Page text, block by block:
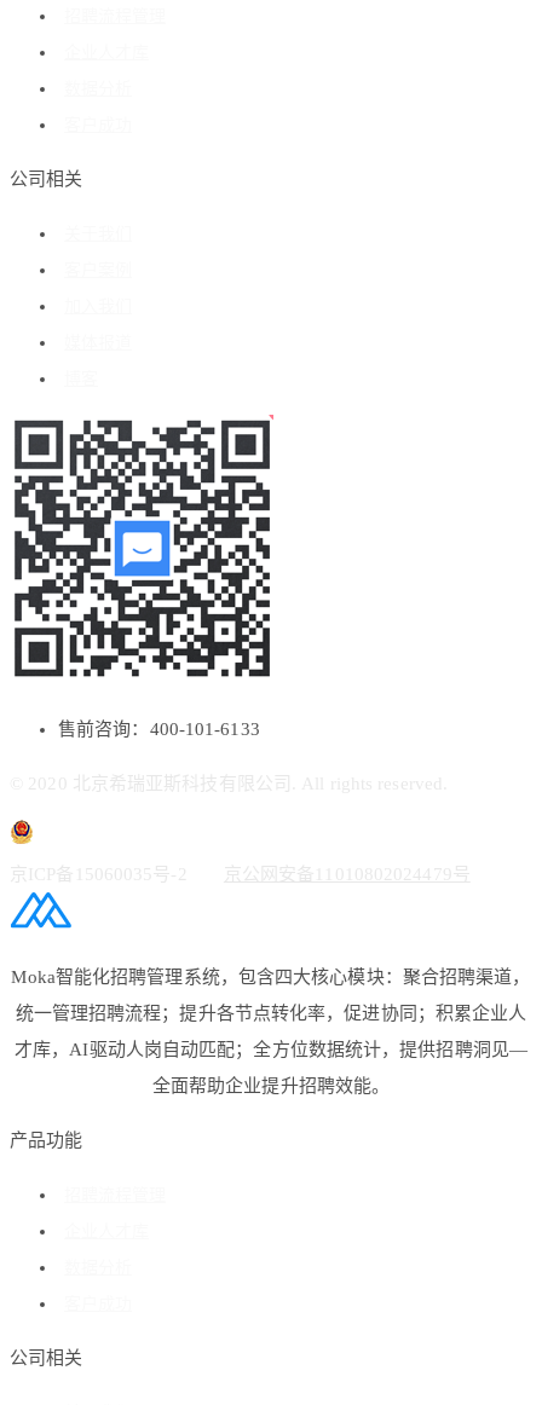
公司相关
售前咨询：400-101-6133
Moka智能化招聘管理系统，包含四大核心模块：聚合招聘渠道，
统一管理招聘流程；提升各节点转化率，促进协同；积累企业人
才库，AI驱动人岗自动匹配；全方位数据统计，提供招聘洞见—
全面帮助企业提升招聘效能。
产品功能
公司相关